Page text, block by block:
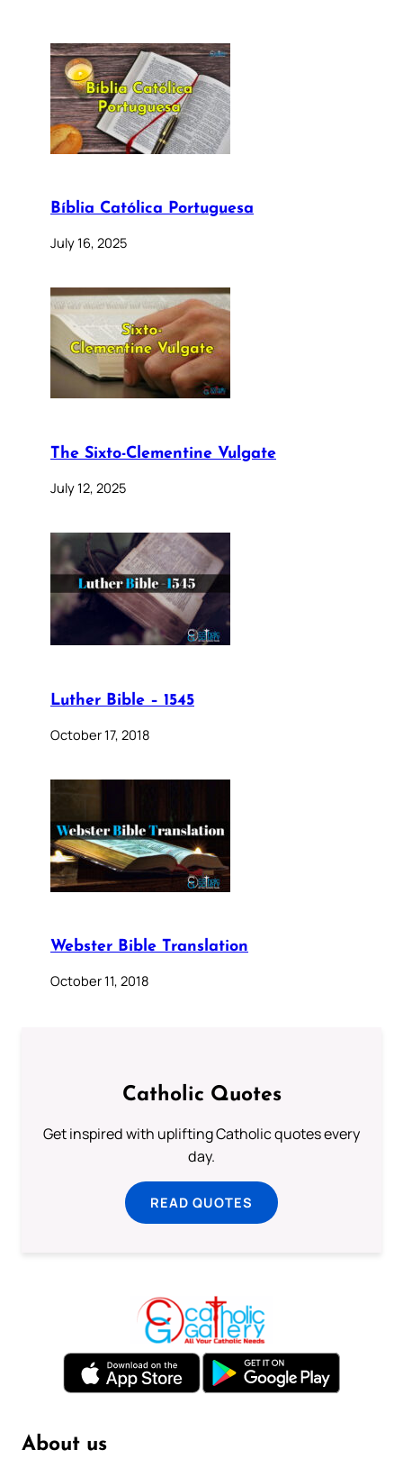
Bíblia Católica Portuguesa
July 16, 2025
The Sixto-Clementine Vulgate
July 12, 2025
Luther Bible – 1545
October 17, 2018
Webster Bible Translation
October 11, 2018
Catholic Quotes
Get inspired with uplifting Catholic quotes every
day.
READ QUOTES
About us